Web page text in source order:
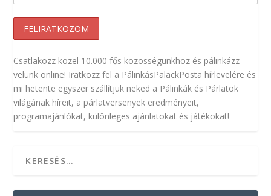
Csatlakozz közel 10.000 fős közösségünkhöz és pálinkázz
velünk online! Iratkozz fel a PálinkásPalackPosta hírlevelére és
mi hetente egyszer szállítjuk neked a Pálinkák és Párlatok
világának híreit, a párlatversenyek eredményeit,
programajánlókat, különleges ajánlatokat és játékokat!